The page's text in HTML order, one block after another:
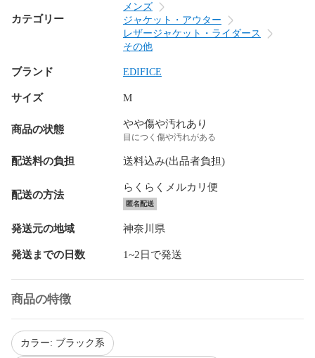
カテゴリー
メンズ
ジャケット・アウター
レザージャケット・ライダース
その他
ブランド EDIFICE
サイズ M
商品の状態 やや傷や汚れあり
目につく傷や汚れがある
配送料の負担 送料込み(出品者負担)
配送の方法
らくらくメルカリ便
匿名配送
発送元の地域 神奈川県
発送までの日数 1~2日で発送
商品の特徴
カラー: ブラック系